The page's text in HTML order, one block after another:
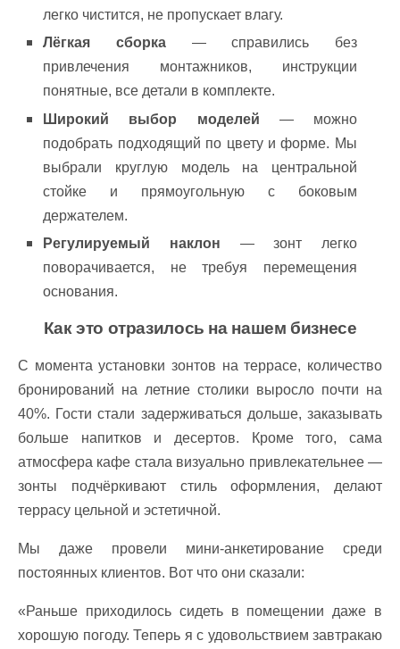
легко чистится, не пропускает влагу.
Лёгкая сборка— справились без
привлечения монтажников, инструкции
понятные, все детали в комплекте.
Широкий выбор моделей — можно
подобрать подходящий по цвету и форме. Мы
выбрали круглую модель на центральной
стойке и прямоугольную с боковым
держателем.
Регулируемый наклон — зонт легко
поворачивается, не требуя перемещения
основания.
Как это отразилось на нашем бизнесе
С момента установки зонтов на террасе, количество
бронирований на летние столики выросло почти на
40%. Гости стали задерживаться дольше, заказывать
больше напитков и десертов. Кроме того, сама
атмосфера кафе стала визуально привлекательнее —
зонты подчёркивают стиль оформления, делают
террасу цельной и эстетичной.
Мы даже провели мини-анкетирование среди
постоянных клиентов. Вот что они сказали:
«Раньше приходилось сидеть в помещении даже в
хорошую погоду. Теперь я с удовольствием завтракаю